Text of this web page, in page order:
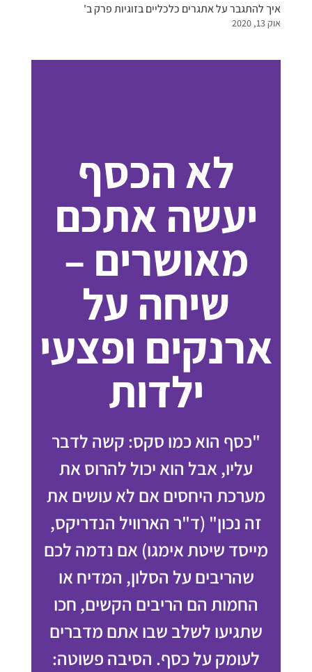
איך להתגבר על אתגרים כלכליים בזוגיות פרק ב'
אוק 13, 2020
לא הכסף
יעשה אתכם
מאושרים –
שיחה על
ארנקים ופצעי
ילדות
"כסף הוא כמו סקס: קשה לדבר
עליו, אבל הוא יכול להרוס את
מערכת היחסים אם לא עושים את
זה נכון" (ד"ר הארוויל הנדריקס,
מייסד שיטת אימגו) אם נדמה לכם
שהריבים על הסלון, המדיח או
החמות הם הריבים הקשים, חכו
שתגיעו לשלב שבו אתם מדברים
לעומק על כסף. הסיבה פשוטה: